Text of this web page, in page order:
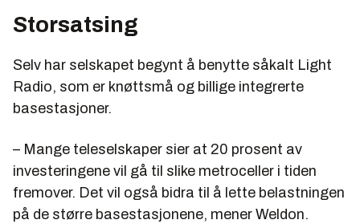
Storsatsing
Selv har selskapet begynt å benytte såkalt Light
Radio, som er knøttsmå og billige integrerte
basestasjoner.
– Mange teleselskaper sier at 20 prosent av
investeringene vil gå til slike metroceller i tiden
fremover. Det vil også bidra til å lette belastningen
på de større basestasjonene, mener Weldon.